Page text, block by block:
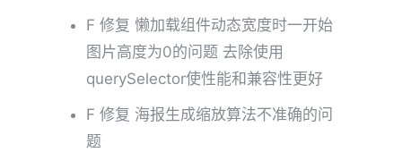
F 修复 懒加载组件动态宽度时一开始
图片高度为0的问题 去除使用
querySelector使性能和兼容性更好
F 修复 海报生成缩放算法不准确的问
题